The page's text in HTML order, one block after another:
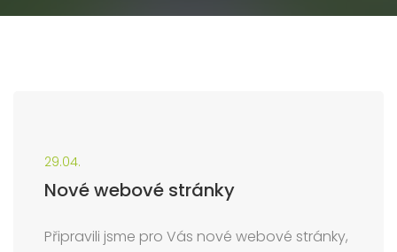
29.04.
Nové webové stránky
Připravili jsme pro Vás nové webové stránky,